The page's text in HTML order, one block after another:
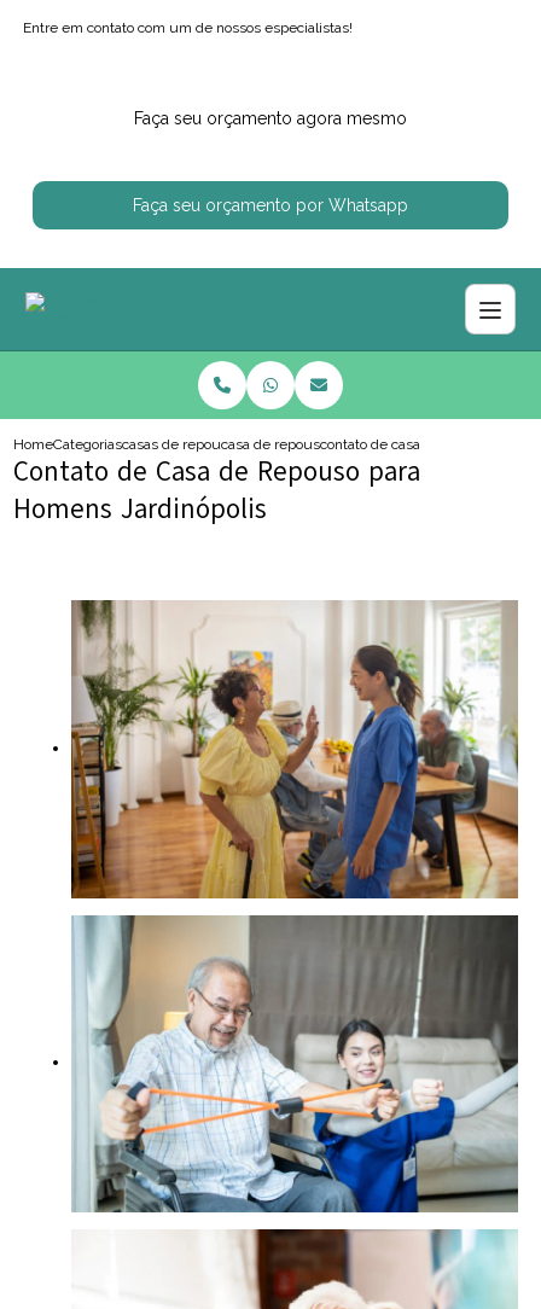
Entre em contato com um de nossos especialistas!
Faça seu orçamento agora mesmo
Faça seu orçamento por Whatsapp
HomeCategoriascasas de repousocasa de repouso proximo de mim
contato de casa de repouso para
Contato de Casa de Repouso para
Homens Jardinópolis